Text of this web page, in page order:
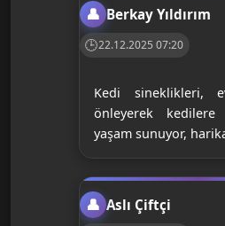
Berkay Yıldırım
22.12.2025 07:20
Kedi sineklikleri,
önleyerek
yaşam sunuyor,
Aslı Çiftçi